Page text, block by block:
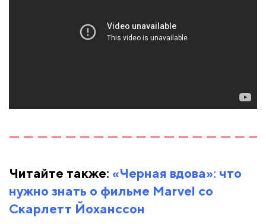
Читайте также: «Черная вдова»: что
нужно знать о фильме Marvel со
Скарлетт Йоханссон